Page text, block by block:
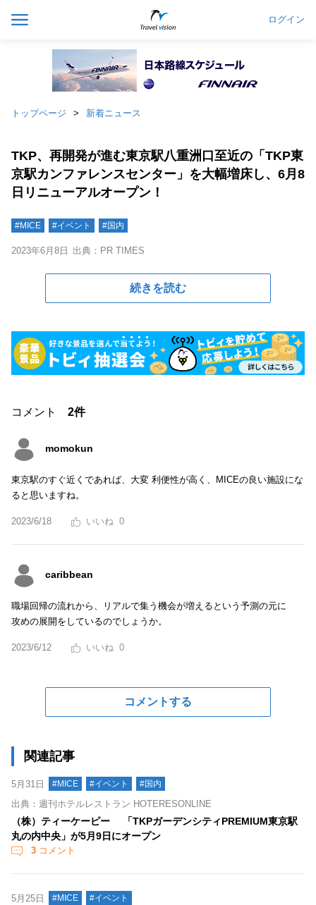
ログイン
トップページ 新着ニュース
TKP、再開発が進む東京駅八重洲口至近の「TKP東
京駅カンファレンスセンター」を大幅増床し、6月8
日リニューアルオープン！
#MICE #イベント #国内
2023年6月8日 出典：PR TIMES
続きを読む
コメント 2件
momokun
東京駅のすぐ近くであれば、大変 利便性が高く、MICEの良い施設にな
ると思いますね。
2023/6/18 0
caribbean
職場回帰の流れから、リアルで集う機会が増えるという予測の元に
攻めの展開をしているのでしょうか。
2023/6/12 0
コメントする
関連記事
5月31日 #MICE #イベント #国内
出典：週刊ホテルレストラン HOTERESONLINE
（株）ティーケーピー 「TKPガーデンシティPREMIUM東京駅
丸の内中央」が5月9日にオープン
3 コメント
5月25日 #MICE #イベント